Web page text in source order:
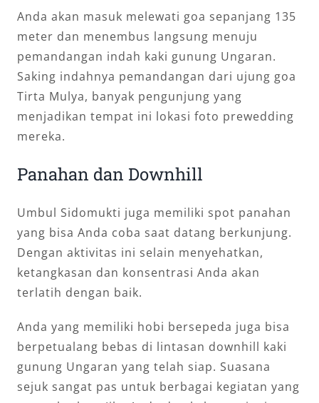
Anda akan masuk melewati goa sepanjang 135
meter dan menembus langsung menuju
pemandangan indah kaki gunung Ungaran.
Saking indahnya pemandangan dari ujung goa
Tirta Mulya, banyak pengunjung yang
menjadikan tempat ini lokasi foto prewedding
mereka.
Panahan dan Downhill
Umbul Sidomukti juga memiliki spot panahan
yang bisa Anda coba saat datang berkunjung.
Dengan aktivitas ini selain menyehatkan,
ketangkasan dan konsentrasi Anda akan
terlatih dengan baik.
Anda yang memiliki hobi bersepeda juga bisa
berpetualang bebas di lintasan downhill kaki
gunung Ungaran yang telah siap. Suasana
sejuk sangat pas untuk berbagai kegiatan yang